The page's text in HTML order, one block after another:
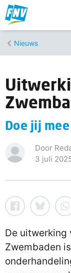
Nieuws
Doe jij
Door
3 juli
De uitwerking
Zwembaden